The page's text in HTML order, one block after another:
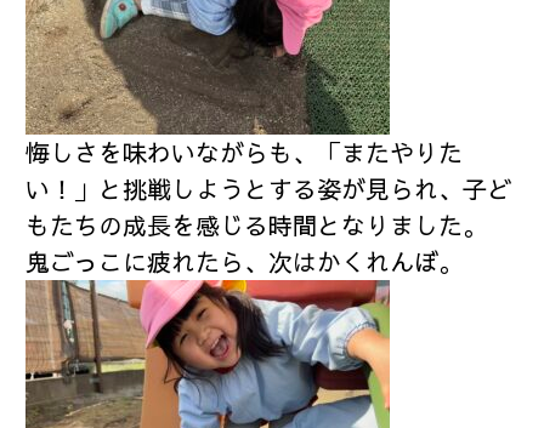
悔しさを味わいながらも、「またやりた
い！」と挑戦しようとする姿が見られ、子ど
もたちの成長を感じる時間となりました。
鬼ごっこに疲れたら、次はかくれんぼ。